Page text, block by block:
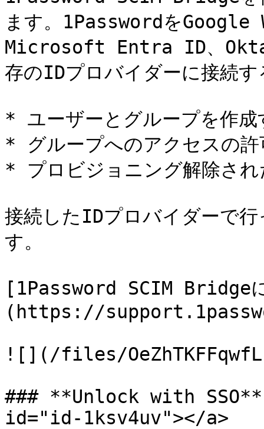
ます。1PasswordをGoogle
Microsoft Entra ID、Okta
存のIDプロバイダーに接続
* ユーザーとグループを作成
* グループへのアクセスの許
* プロビジョニング解除され
接続したIDプロバイダーで
す。
[1Password SCIM Bridge
(https://
![](/files/
### **Unlock with
id="id-1ksv4uv"></a>